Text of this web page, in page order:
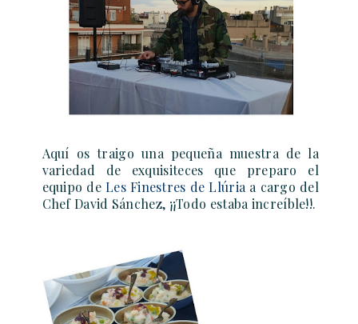
Aquí os traigo una pequeña muestra de la
variedad de exquisiteces que preparo el
equipo de Les Finestres de Llúria a cargo del
Chef David Sánchez, ¡¡Todo estaba increíble!!.